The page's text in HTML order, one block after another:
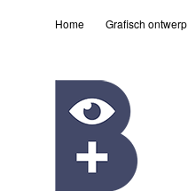
Home Grafisch ontwerp